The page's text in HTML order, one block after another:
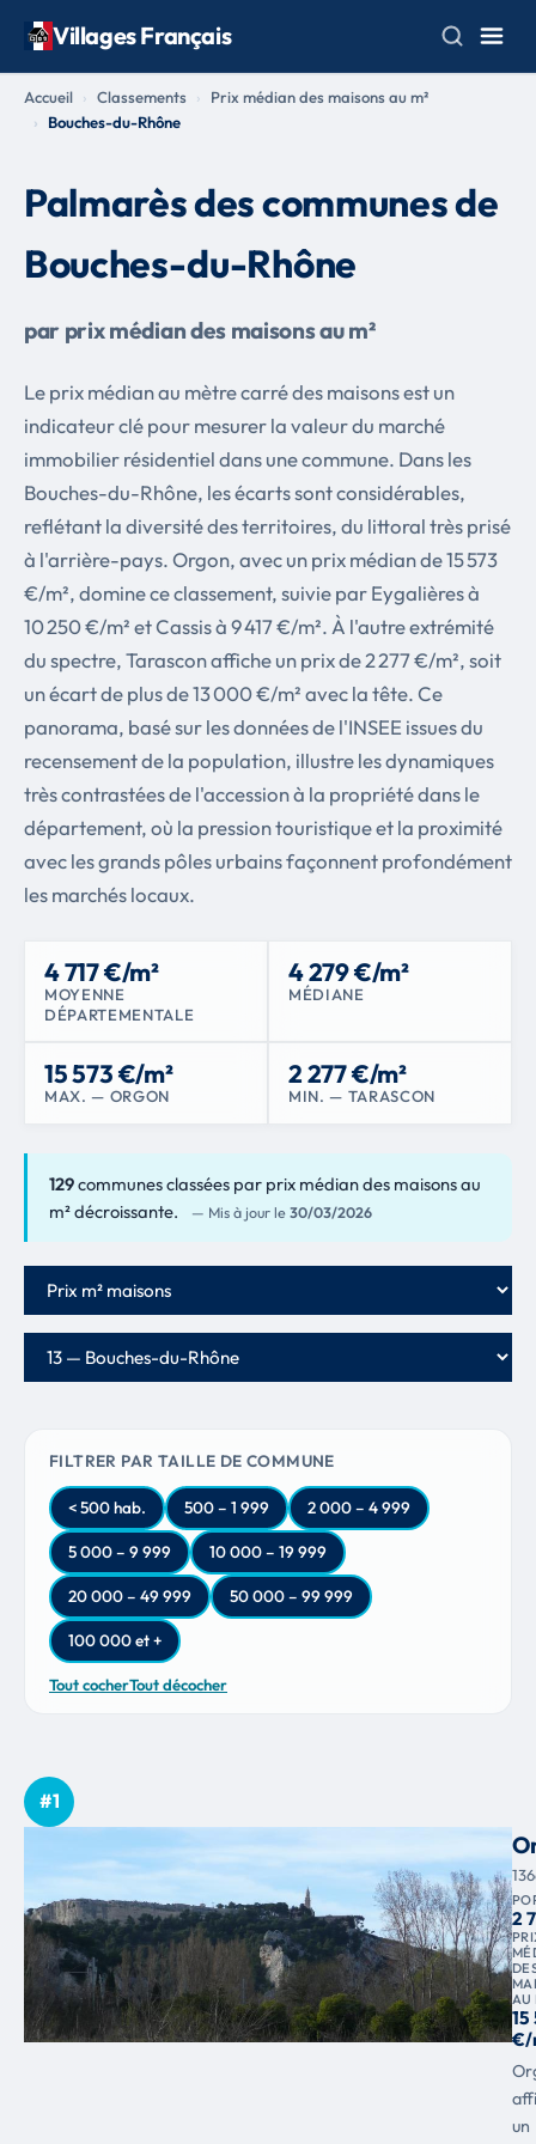
Villages Français
Accueil Classements
Prix médian des maisons au m²
Bouches-du-Rhône
Palmarès des communes de
Bouches-du-Rhône
par prix médian des maisons au m²
Le prix médian au mètre carré des maisons est un
indicateur clé pour mesurer la valeur du marché
immobilier résidentiel dans une commune. Dans les
Bouches-du-Rhône, les écarts sont considérables,
reflétant la diversité des territoires, du littoral très prisé
à l'arrière-pays. Orgon, avec un prix médian de 15 573
€/m², domine ce classement, suivie par Eygalières à
10 250 €/m² et Cassis à 9 417 €/m². À l'autre extrémité
du spectre, Tarascon affiche un prix de 2 277 €/m², soit
un écart de plus de 13 000 €/m² avec la tête. Ce
panorama, basé sur les données de l'INSEE issues du
recensement de la population, illustre les dynamiques
très contrastées de l'accession à la propriété dans le
département, où la pression touristique et la proximité
avec les grands pôles urbains façonnent profondément
les marchés locaux.
4 717 €/m²
MOYENNE
DÉPARTEMENTALE
4 279 €/m²
MÉDIANE
15 573 €/m²
MAX. — ORGON
2 277 €/m²
MIN. — TARASCON
129communes classées par prix médian des maisons au
m² décroissante.
— Mis à jour le 30/03/2026
Critère de classement
Département
FILTRER PAR TAILLE DE COMMUNE
< 500 hab. 500 – 1 999 2 000 – 4 999
5 000 – 9 999 10 000 – 19 999
20 000 – 49 999 50 000 – 99 999
100 000 et +
Tout cocherTout décocher
#1
2
AU
15
€/
un